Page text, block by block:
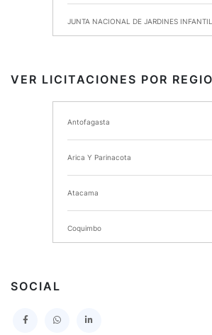
JUNTA NACIONAL DE JARDINES
I MUNICIPALIDAD DE CHIMBARONGO
INSTITUTO NACIONAL DE DEPORTES DE
SERVICIO DE SALUD DEL MAULE
TALCA
I MUNICIPALIDAD DE PROVIDENCIA
SERVICIO DE SALUD TALCAHUANO
VER LICITACIONES POR
Antofagasta
Arica Y Parinacota
Atacama
Coquimbo
SOCIAL